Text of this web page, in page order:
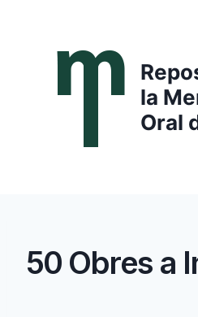
contenido
la
Oral
50 Obres a